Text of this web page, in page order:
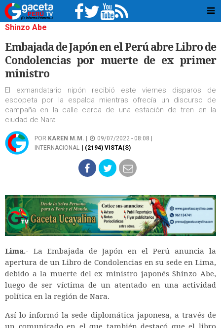
Shinzo Abe
Embajada de Japón en el Perú abre Libro de
Condolencias por muerte de ex primer
ministro
El exmandatario nipón recibió este viernes disparos de
escopeta por la espalda mientras ofrecía un discurso de
campaña en la calle cerca de una estación de tren en la
ciudad de Nara
POR KAREN M.M.
09/07/2022 - 08:08 |
INTERNACIONAL
| (2194) VISTA(S)
Lima.- La Embajada de Japón en el Perú anuncia la
apertura de un Libro de Condolencias en su sede en Lima,
debido a la muerte del ex ministro japonés Shinzo Abe,
luego de ser víctima de un atentado en una actividad
política en la región de Nara.
Así lo informó la sede diplomática japonesa, a través de